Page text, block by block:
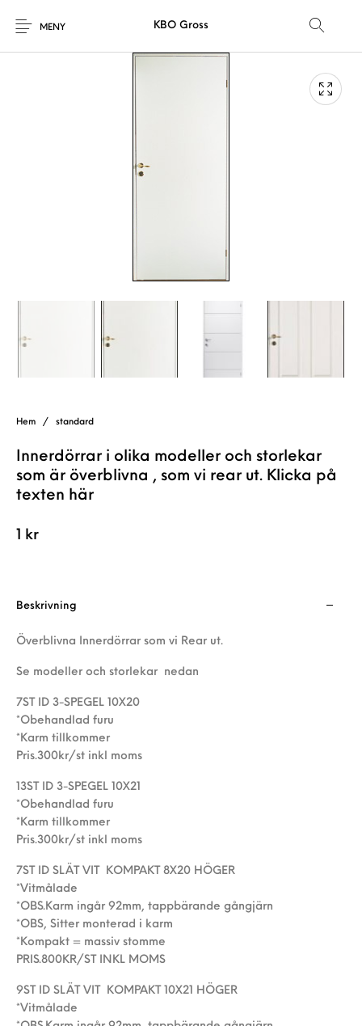
MENY KBO Gross
Hem / standard
Innerdörrar i olika modeller och storlekar
som är överblivna , som vi rear ut. Klicka på
texten här
1 kr
Beskrivning
Överblivna Innerdörrar som vi Rear ut.
Se modeller och storlekar nedan
7ST ID 3-SPEGEL 10X20
*Obehandlad furu
*Karm tillkommer
Pris.300kr/st inkl moms
13ST ID 3-SPEGEL 10X21
*Obehandlad furu
*Karm tillkommer
Pris.300kr/st inkl moms
7ST ID SLÄT VIT KOMPAKT 8X20 HÖGER
*Vitmålade
*OBS.Karm ingår 92mm, tappbärande gångjärn
*OBS, Sitter monterad i karm
*Kompakt = massiv stomme
PRIS.800KR/ST INKL MOMS
9ST ID SLÄT VIT KOMPAKT 10X21 HÖGER
*Vitmålade